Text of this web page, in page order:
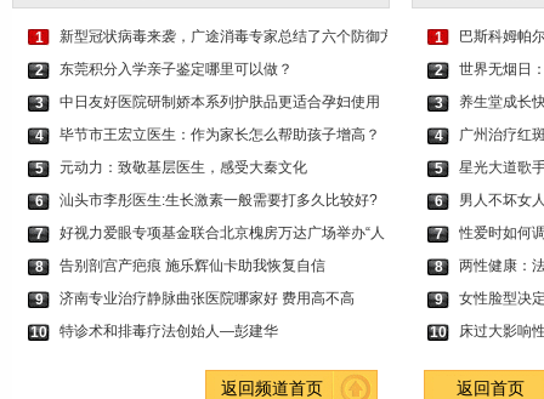
1
新型冠状病毒来袭，广途消毒专家总结了六个防御方
2
东莞积分入学亲子鉴定哪里可以做？
3
中日友好医院研制娇本系列护肤品更适合孕妇使用
4
毕节市王宏立医生：作为家长怎么帮助孩子增高？
5
元动力：致敬基层医生，感受大秦文化
6
汕头市李彤医生:生长激素一般需要打多久比较好?
7
好视力爱眼专项基金联合北京槐房万达广场举办“人
8
告别剖宫产疤痕 施乐辉仙卡助我恢复自信
9
济南专业治疗静脉曲张医院哪家好 费用高不高
10
特诊术和排毒疗法创始人—彭建华
1
巴斯科姆帕
2
世界无烟日
3
养生堂成长
4
广州治疗红
5
星光大道歌
6
男人不坏女
7
性爱时如何
8
两性健康：
9
女性脸型决
10
床过大影响
返回频道首页 返回首页